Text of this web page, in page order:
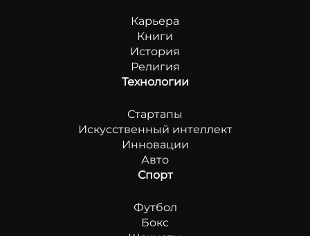
Карьера
Книги
История
Религия
Технологии
Стартапы
Искусственный интеллект
Инновации
Авто
Спорт
Футбол
Бокс